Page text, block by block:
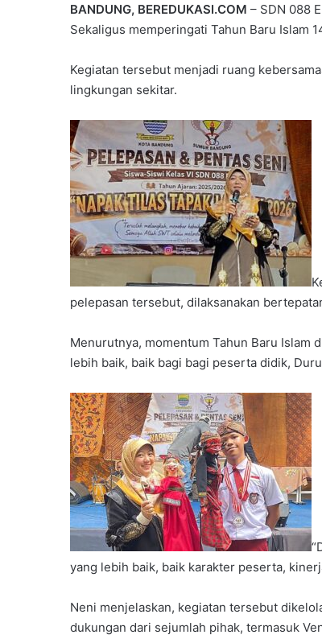
BANDUNG, BEREDUKASI.COM – SDN 088
Sekaligus memperingati Tahun Baru Islam
Kegiatan tersebut menjadi ruang
lingkungan sekitar.
pelepasan tersebut, dilaksanakan
Menurutnya, momentum Tahun Baru Islam
lebih baik, baik bagi bagi peserta didik,
yang lebih baik, baik karakter peserta,
Neni menjelaskan, kegiatan tersebut
dukungan dari sejumlah pihak, termasuk